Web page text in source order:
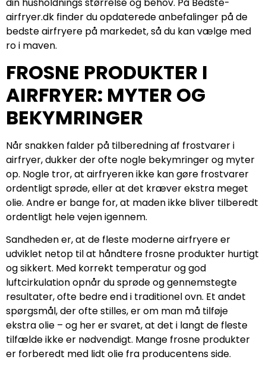
airfryer.dk finder du opdaterede anbefalinger på de
bedste airfryere på markedet, så du kan vælge med
ro i maven.
FROSNE PRODUKTER I
AIRFRYER: MYTER OG
BEKYMRINGER
Når snakken falder på tilberedning af frostvarer i
airfryer, dukker der ofte nogle bekymringer og myter
op. Nogle tror, at airfryeren ikke kan gøre frostvarer
ordentligt sprøde, eller at det kræver ekstra meget
olie. Andre er bange for, at maden ikke bliver tilberedt
ordentligt hele vejen igennem.
Sandheden er, at de fleste moderne airfryere er
udviklet netop til at håndtere frosne produkter hurtigt
og sikkert. Med korrekt temperatur og god
luftcirkulation opnår du sprøde og gennemstegte
resultater, ofte bedre end i traditionel ovn. Et andet
spørgsmål, der ofte stilles, er om man må tilføje
ekstra olie – og her er svaret, at det i langt de fleste
tilfælde ikke er nødvendigt. Mange frosne produkter
er forberedt med lidt olie fra producentens side.